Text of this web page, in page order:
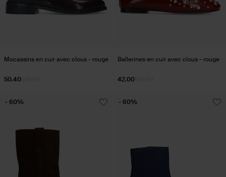
Mocassins en cuir avec clous - rouge
50.40
Ballerines en cuir avec clous - rouge
42.00
- 60% - 60%